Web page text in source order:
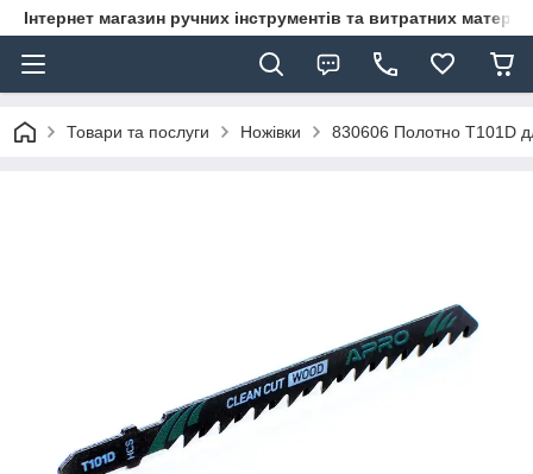
Інтернет магазин ручних інструментів та витратних
Товари та послуги Ножівки 830606 Полотно T101D